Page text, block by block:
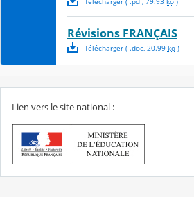
Révisions FRANÇAIS
Télécharger( .doc, 20.99 ko)
Lien vers le site national :